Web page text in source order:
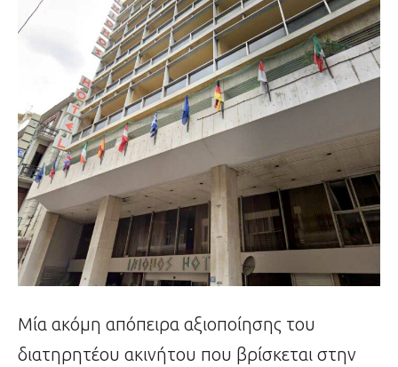
Μία ακόμη απόπειρα αξιοποίησης του
διατηρητέου ακινήτου που βρίσκεται στην